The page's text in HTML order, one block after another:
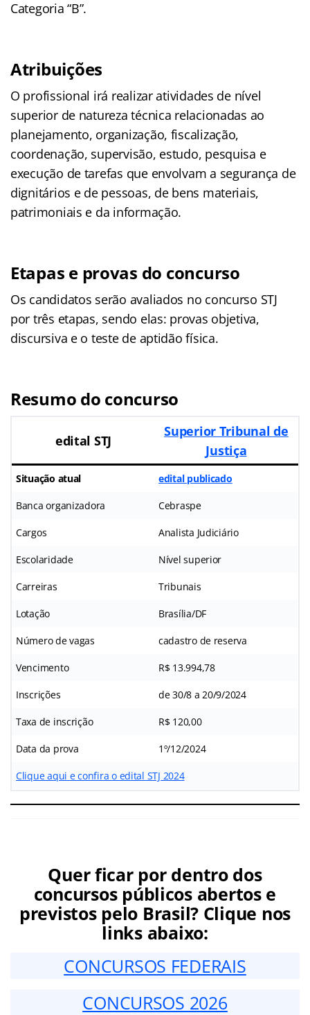
Categoria “B”.
Atribuições
O profissional irá realizar atividades de nível
superior de natureza técnica relacionadas ao
planejamento, organização, fiscalização,
coordenação, supervisão, estudo, pesquisa e
execução de tarefas que envolvam a segurança de
dignitários e de pessoas, de bens materiais,
patrimoniais e da informação.
Etapas e provas do concurso
Os candidatos serão avaliados no concurso STJ
por três etapas, sendo elas: provas objetiva,
discursiva e o teste de aptidão física.
Resumo do concurso
edital STJ
Superior Tribunal de
Justiça
Situação atual edital publicado
Banca organizadora Cebraspe
Cargos Analista Judiciário
Escolaridade Nível superior
Carreiras Tribunais
Lotação Brasília/DF
Número de vagas cadastro de reserva
Vencimento R$ 13.994,78
Inscrições de 30/8 a 20/9/2024
Taxa de inscrição R$ 120,00
Data da prova 1º/12/2024
Clique aqui e confira o edital STJ 2024
Quer ficar por dentro dos
concursos públicos abertos e
previstos pelo Brasil? Clique nos
links abaixo:
CONCURSOS FEDERAIS
CONCURSOS 2026